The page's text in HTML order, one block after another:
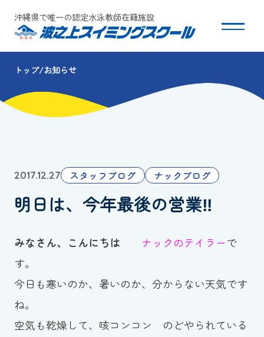
沖縄県で唯一の認定水泳教師在籍施設
スクールについて
コース・クラス紹介
団体会員募集
採用情報
お知らせ
カレンダー
トップ お知らせ
2017.12.27 スタッフブログ ナックブログ
明日は、今年最後の営業‼
みなさん、こんにちは ナックのテイラーで
す。
今日も寒いのか、暑いのか、分からない天気です
ね。
空気も乾燥して、咳コンコン のどやられている